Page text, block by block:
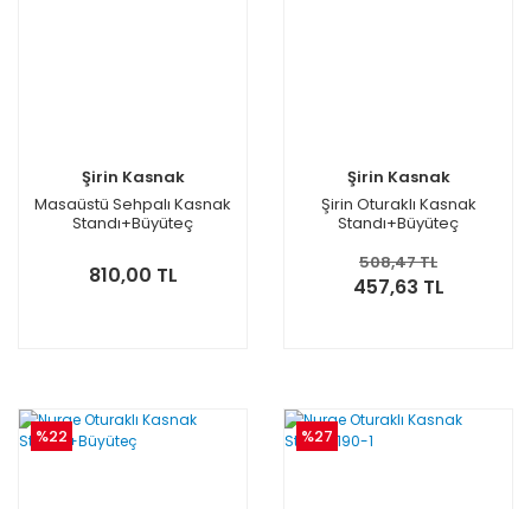
Şirin Kasnak
Masaüstü Sehpalı Kasnak
Standı+Büyüteç
810,00 TL
Şirin Kasnak
Şirin Oturaklı Kasnak
Standı+Büyüteç
508,47 TL
457,63 TL
%22 %27